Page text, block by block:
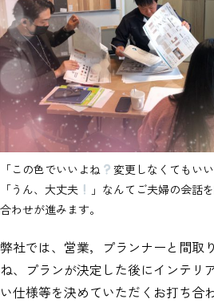
「この色でいいよね 変更しなくてもいい
「うん、大丈夫
」なんてご夫婦の会話
合わせが進みます。
弊社では、営業，プランナーと間取
ね、プランが決定した後にインテリ
い仕様等を決めていただくお打ち合